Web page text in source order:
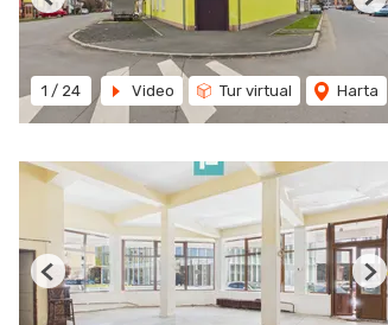
1 / 24 Video Tur virtual Harta
Previous
Previous